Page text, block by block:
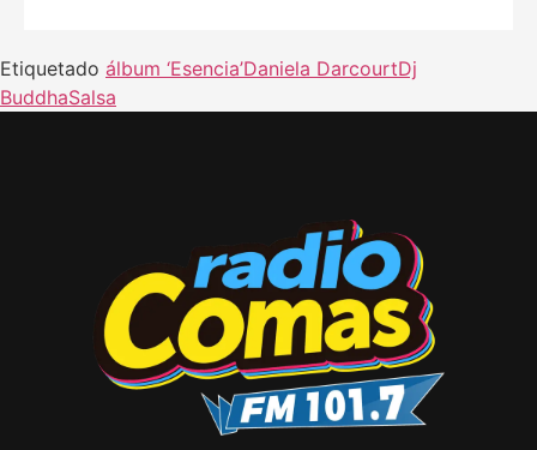
Etiquetado álbum ‘Esencia’Daniela DarcourtDj
BuddhaSalsa